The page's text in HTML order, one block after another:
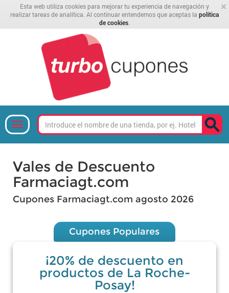
×
Esta web utiliza cookies para mejorar tu experiencia de navegación y
realizar tareas de analítica. Al continuar entendemos que aceptas la política
de cookies
Vales de Descuento
Farmaciagt.com
Cupones Farmaciagt.com agosto 2026
Cupones Populares
¡20% de descuento en
productos de La Roche-
Posay!